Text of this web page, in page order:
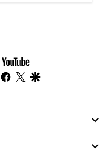
youtube-
footer
instagram
facebook
twitter